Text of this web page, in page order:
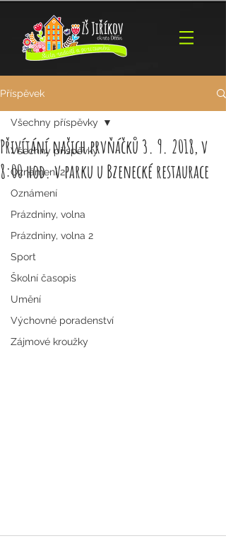
Příspěvek
Všechny příspěvky
Oznámení 2
Oznámení
Prázdniny, volna
Prázdniny, volna 2
Sport
Školní časopis
Umění
Výchovné poradenství
Zájmové kroužky
Všechny příspěvky
Přivítání našich prvňáčků 3. 9. 2018, v
8:00 hod. v parku u Bzenecké restaurace